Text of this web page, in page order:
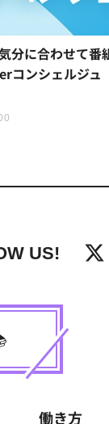
分に合わせて
コンシェルジュ
US!
働き方